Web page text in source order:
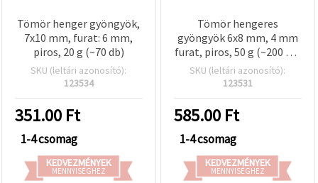
Tömör henger gyöngyök,
7x10 mm, furat: 6 mm,
piros, 20 g (~70 db)
SKU (leltári azonosító):
123534
351.00 Ft
1-4 csomag
KEDVEZMÉNYEK
MENNYISÉGHEZ
Tömör hengeres
gyöngyök 6x8 mm, 4 mm
furat, piros, 50 g (~200 db)
– Martenitsa, karkötők és
ékszerkészítés
SKU (leltári azonosító):
123531
585.00 Ft
1-4 csomag
KEDVEZMÉNYEK
MENNYISÉGHEZ